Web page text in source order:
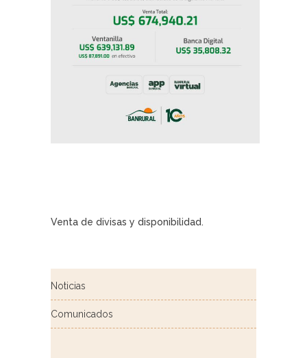
Venta de divisas y disponibilidad.
Noticias
Comunicados